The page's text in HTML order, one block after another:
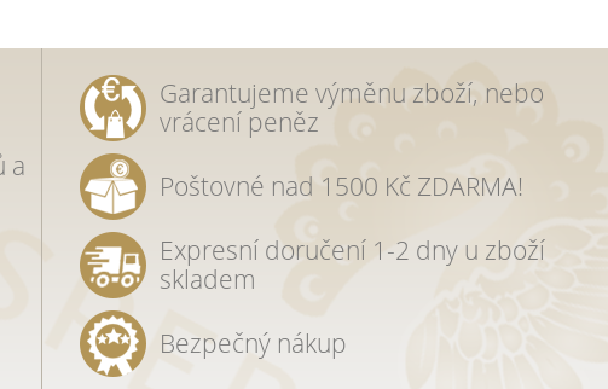
a
Garantujeme výměnu zboží, nebo
vrácení peněz
Poštovné nad 1500 Kč ZDARMA!
Expresní doručení 1-2 dny u zboží
skladem
Bezpečný nákup